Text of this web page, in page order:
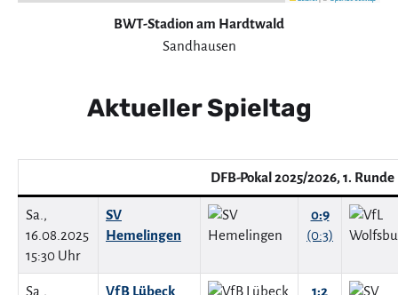
BWT-Stadion am Hardtwald
Sandhausen
Aktueller Spieltag
DFB-Pokal 2025/2026, 1. Runde
Sa.,
16.08.2025
15:30 Uhr
SV
Hemelingen
0:9
(0:3)
Sa.,
VfB Lübeck
1:2